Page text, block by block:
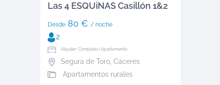
Las 4 ESQUiNAS Casillón 1&2
Desde80 € / noche
2
Alquiler: Completo | Apartamento
Segura de Toro, Cáceres
Apartamentos rurales